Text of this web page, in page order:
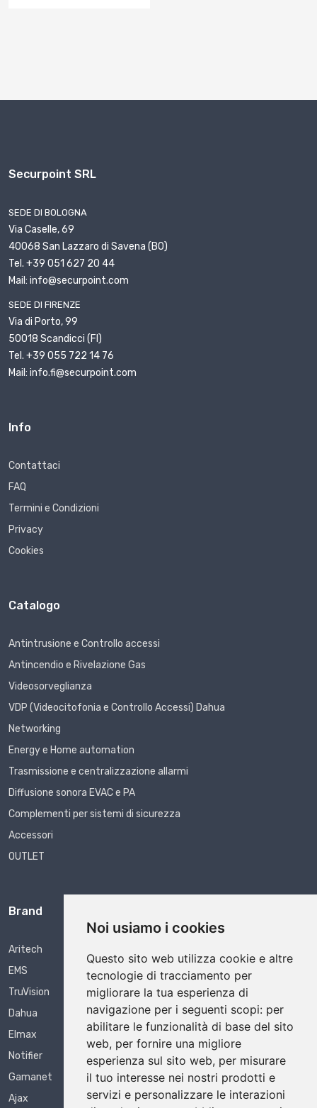
Noi usiamo i cookies
Questo sito web utilizza cookie e altre
tecnologie di tracciamento per
migliorare la tua esperienza di
navigazione per i seguenti scopi: per
abilitare le funzionalità di base del sito
web, per fornire una migliore
esperienza sul sito web, per misurare
il tuo interesse nei nostri prodotti e
servizi e personalizzare le interazioni
Securpoint SRL
SEDE DI BOLOGNA
Via Caselle, 69
40068 San Lazzaro di Savena (BO)
Tel. +39 051 627 20 44
Mail: info@securpoint.com
SEDE DI FIRENZE
Via di Porto, 99
50018 Scandicci (FI)
Tel. +39 055 722 14 76
Mail: info.fi@securpoint.com
Info
Contattaci
FAQ
Termini e Condizioni
Privacy
Cookies
Catalogo
Antintrusione e Controllo accessi
Antincendio e Rivelazione Gas
Videosorveglianza
VDP (Videocitofonia e Controllo Accessi) Dahua
Networking
Energy e Home automation
Trasmissione e centralizzazione allarmi
Diffusione sonora EVAC e PA
Complementi per sistemi di sicurezza
Accessori
OUTLET
Brand
Aritech
EMS
TruVision
Dahua
Elmax
Notifier
Gamanet
Ajax